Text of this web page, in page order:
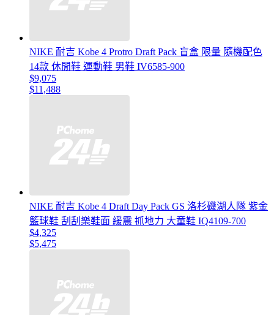
NIKE 耐吉 Kobe 4 Protro Draft Pack 盲盒 限量 隨機配色
14款 休閒鞋 運動鞋 男鞋 IV6585-900
$9,075
$11,488
NIKE 耐吉 Kobe 4 Draft Day Pack GS 洛杉磯湖人隊 紫金
籃球鞋 刮刮樂鞋面 緩震 抓地力 大童鞋 IQ4109-700
$4,325
$5,475